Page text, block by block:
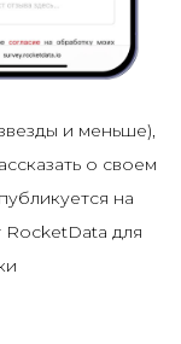
и меньше),
о своем
на
RocketData для